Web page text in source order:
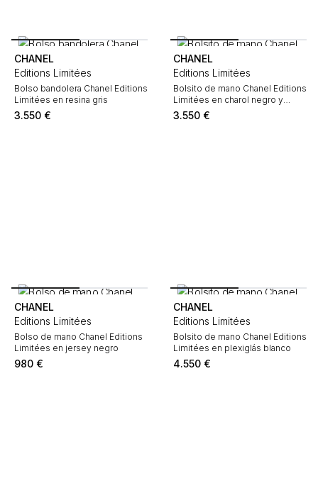
CHANEL
Editions Limitées
Bolso bandolera Chanel Editions
Limitées en resina gris
3.550 €
CHANEL
Editions Limitées
Bolsito de mano Chanel Editions
Limitées en charol negro y
cuero plateado
3.550 €
CHANEL
Editions Limitées
Bolso de mano Chanel Editions
Limitées en jersey negro
980 €
CHANEL
Editions Limitées
Bolsito de mano Chanel Editions
Limitées en plexiglás blanco
4.550 €